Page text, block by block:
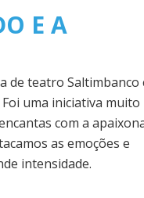
E A
de teatro Saltimbanco
uma iniciativa muito
com a
as emoções e
intensidade.